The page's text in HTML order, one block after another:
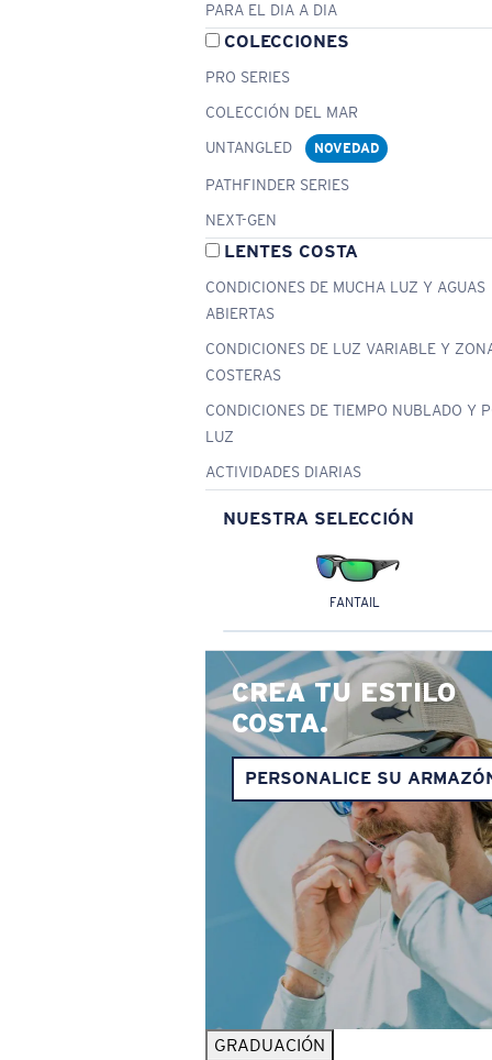
PARA EL DIA A DIA
COLECCIONES
PRO SERIES
COLECCIÓN DEL MAR
UNTANGLED
NOVEDAD
PATHFINDER SERIES
NEXT-GEN
LENTES COSTA
CONDICIONES DE MUCHA LUZ Y AGUAS
ABIERTAS
CONDICIONES DE LUZ VARIABLE Y
COSTERAS
CONDICIONES DE TIEMPO NUBLADO Y
LUZ
ACTIVIDADES DIARIAS
NUESTRA SELECCIÓN
FANTAIL
CREA TU ESTILO
COSTA.
PERSONALICE SU
GRADUACIÓN